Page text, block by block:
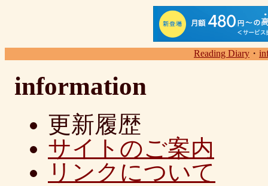
Reading Diary ・
information
更新履歴
サイトのご案内
リンクについて